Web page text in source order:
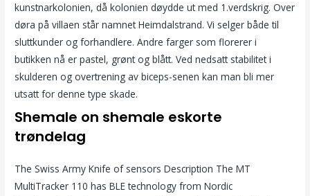
kunstnarkolonien, då kolonien døydde ut med 1.verdskrig. Over
døra på villaen står namnet Heimdalstrand. Vi selger både til
sluttkunder og forhandlere. Andre farger som florerer i
butikken nå er pastel, grønt og blått. Ved nedsatt stabilitet i
skulderen og overtrening av biceps-senen kan man bli mer
utsatt for denne type skade.
Shemale on shemale eskorte
trøndelag
The Swiss Army Knife of sensors Description The MT
MultiTracker 110 has BLE technology from Nordic